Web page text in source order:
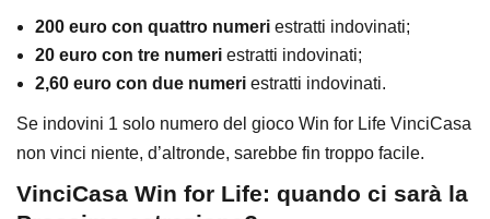
200 euro con quattro numeri estratti indovinati;
20 euro con tre numeri estratti indovinati;
2,60 euro con due numeri estratti indovinati.
Se indovini 1 solo numero del gioco Win for Life VinciCasa
non vinci niente, d’altronde, sarebbe fin troppo facile.
VinciCasa Win for Life: quando ci sarà la